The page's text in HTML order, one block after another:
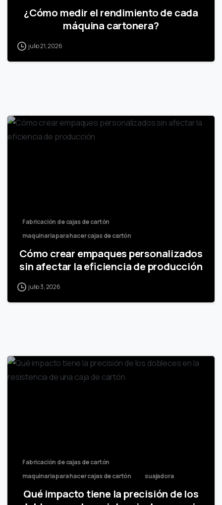
¿Cómo medir el rendimiento de cada
máquina cartonera?
julio 21, 2026
Fabricación de cajas de cartón
maquinaria para hacer cajas de cartón
Cómo crear empaques personalizados
sin afectar la eficiencia de producción
julio 3, 2026
Fabricación de cajas de cartón
maquinaria para hacer cajas de cartón
suajadora
Qué impacto tiene la precisión de los